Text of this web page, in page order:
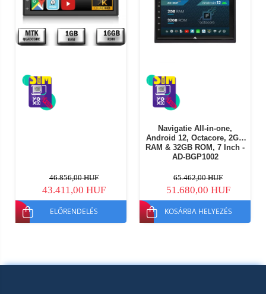
46.856,00 HUF
43.411,00 HUF
ELŐRENDELÉS
Navigatie All-in-one,
Android 12, Octacore, 2GB
RAM & 32GB ROM, 7 Inch -
AD-BGP1002
65.462,00 HUF
51.680,00 HUF
KOSÁRBA HELYEZÉS